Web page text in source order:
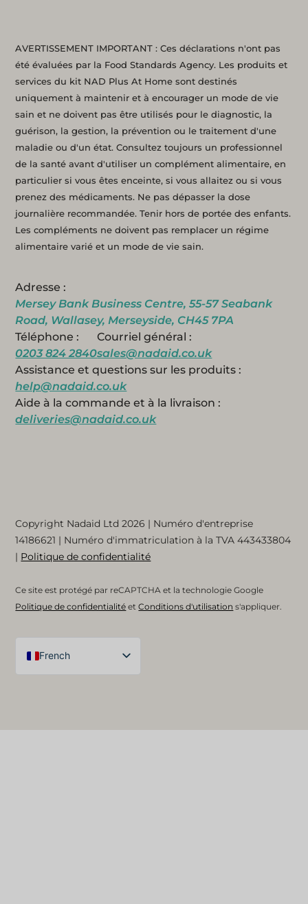
AVERTISSEMENT IMPORTANT : Ces déclarations n'ont pas
été évaluées par la Food Standards Agency. Les produits et
services du kit NAD Plus At Home sont destinés
uniquement à maintenir et à encourager un mode de vie
sain et ne doivent pas être utilisés pour le diagnostic, la
guérison, la gestion, la prévention ou le traitement d'une
maladie ou d'un état. Consultez toujours un professionnel
de la santé avant d'utiliser un complément alimentaire, en
particulier si vous êtes enceinte, si vous allaitez ou si vous
prenez des médicaments. Ne pas dépasser la dose
journalière recommandée. Tenir hors de portée des enfants.
Les compléments ne doivent pas remplacer un régime
alimentaire varié et un mode de vie sain.
Adresse :
Mersey Bank Business Centre, 55-57 Seabank
Road, Wallasey, Merseyside, CH45 7PA
Téléphone :
0203 824 2840
Courriel général :
sales@nadaid.co.uk
Assistance et questions sur les produits :
help@nadaid.co.uk
Aide à la commande et à la livraison :
deliveries@nadaid.co.uk
Copyright Nadaid Ltd 2026 | Numéro d'entreprise
14186621 | Numéro d'immatriculation à la TVA443433804
| Politique de confidentialité
Ce site est protégé par reCAPTCHA et la technologie Google
Politique de confidentialité etConditions d'utilisation s'appliquer.
French